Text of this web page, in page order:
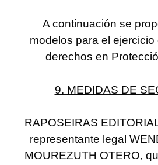
A continuación se
modelos para el
derechos en
9. MEDIDAS DE
RAPOSEIRAS
representante legal
MOUREZUTH OTERO,